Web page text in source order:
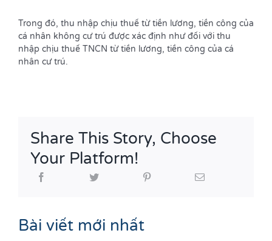
Trong đó, thu nhập chịu thuế từ tiền lương, tiền công của
cá nhân không cư trú được xác định như đối với thu
nhập chịu thuế TNCN từ tiền lương, tiền công của cá
nhân cư trú.
Share This Story, Choose
Your Platform!
Bài viết mới nhất